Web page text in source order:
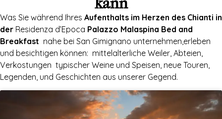
Was Sie während Ihres Aufenthalts im Herzen des Chianti in
der Residenza d’Epoca Palazzo Malaspina Bed and
Breakfast nahe bei San Gimignano unternehmen,erleben
und besichtigen können: mittelalterliche Weiler, Abteien,
Verkostungen typischer Weine und Speisen, neue Touren,
Legenden, und Geschichten aus unserer Gegend.